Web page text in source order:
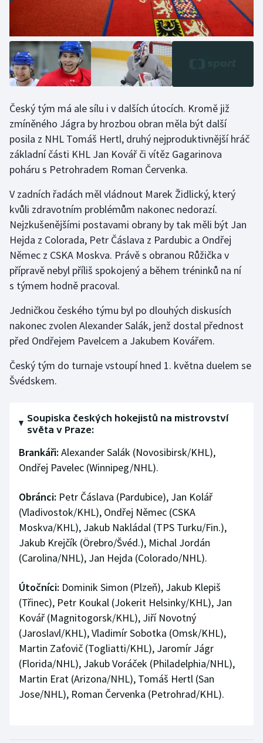
Český tým má ale sílu i v dalších útocích. Kromě již
zmíněného Jágra by hrozbou obran měla být další
posila z NHL Tomáš Hertl, druhý nejproduktivnější hráč
základní části KHL Jan Kovář či vítěz Gagarinova
poháru s Petrohradem Roman Červenka.
V zadních řadách měl vládnout Marek Židlický, který
kvůli zdravotním problémům nakonec nedorazí.
Nejzkušenějšími postavami obrany by tak měli být Jan
Hejda z Colorada, Petr Čáslava z Pardubic a Ondřej
Němec z CSKA Moskva. Právě s obranou Růžička v
přípravě nebyl příliš spokojený a během tréninků na ní
s týmem hodně pracoval.
Jedničkou českého týmu byl po dlouhých diskusích
nakonec zvolen Alexander Salák, jenž dostal přednost
před Ondřejem Pavelcem a Jakubem Kovářem.
Český tým do turnaje vstoupí hned 1. května duelem se
Švédskem.
Soupiska českých hokejistů na mistrovství
světa v Praze:
Brankáři: Alexander Salák (Novosibirsk/KHL),
Ondřej Pavelec (Winnipeg/NHL).
Obránci: Petr Čáslava (Pardubice), Jan Kolář
(Vladivostok/KHL), Ondřej Němec (CSKA
Moskva/KHL), Jakub Nakládal (TPS Turku/Fin.),
Jakub Krejčík (Örebro/Švéd.), Michal Jordán
(Carolina/NHL), Jan Hejda (Colorado/NHL).
Útočníci: Dominik Simon (Plzeň), Jakub Klepiš
(Třinec), Petr Koukal (Jokerit Helsinky/KHL), Jan
Kovář (Magnitogorsk/KHL), Jiří Novotný
(Jaroslavl/KHL), Vladimír Sobotka (Omsk/KHL),
Martin Zaťovič (Togliatti/KHL), Jaromír Jágr
(Florida/NHL), Jakub Voráček (Philadelphia/NHL),
Martin Erat (Arizona/NHL), Tomáš Hertl (San
Jose/NHL), Roman Červenka (Petrohrad/KHL).